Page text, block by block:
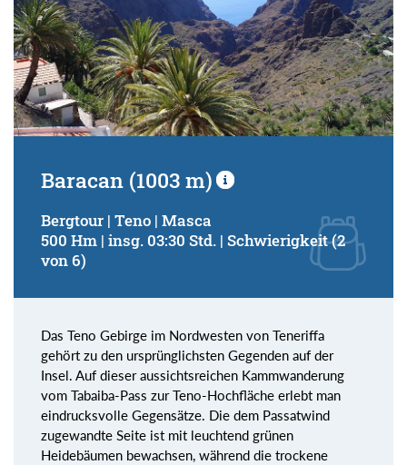
Baracan (1003 m)
Bergtour | Teno | Masca
500 Hm | insg. 03:30 Std. | Schwierigkeit (2
von 6)
Das Teno Gebirge im Nordwesten von Teneriffa
gehört zu den ursprünglichsten Gegenden auf der
Insel. Auf dieser aussichtsreichen Kammwanderung
vom Tabaiba-Pass zur Teno-Hochfläche erlebt man
eindrucksvolle Gegensätze. Die dem Passatwind
zugewandte Seite ist mit leuchtend grünen
Heidebäumen bewachsen, während die trockene